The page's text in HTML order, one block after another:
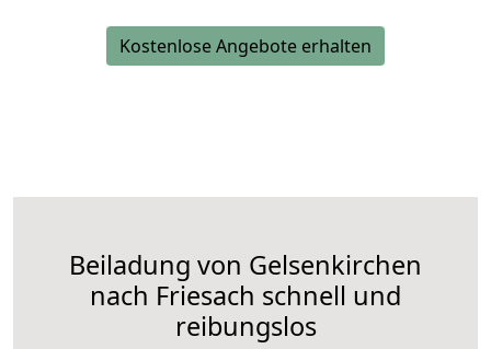
Kostenlose Angebote erhalten
Beiladung von Gelsenkirchen
nach Friesach schnell und
reibungslos